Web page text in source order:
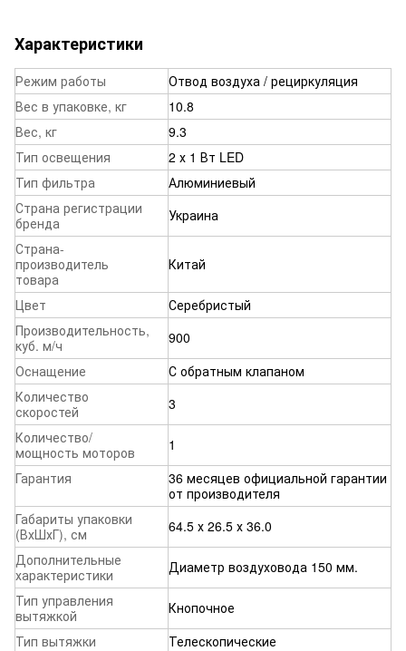
Характеристики
Режим работы
Отвод воздуха / рециркуляция
Вес в упаковке, кг
10.8
Вес, кг
9.3
Тип освещения
2 х 1 Вт LED
Тип фильтра
Алюминиевый
Страна регистрации
бренда
Украина
Страна-
производитель
товара
Китай
Цвет
Серебристый
Производительность,
куб. м/ч
900
Оснащение
С обратным клапаном
Количество
скоростей
3
Количество/
мощность моторов
1
Гарантия
36 месяцев официальной гарантии
от производителя
Габариты упаковки
(ВхШхГ), см
64.5 х 26.5 х 36.0
Дополнительные
характеристики
Диаметр воздуховода 150 мм.
Тип управления
вытяжкой
Кнопочное
Тип вытяжки
Телескопические